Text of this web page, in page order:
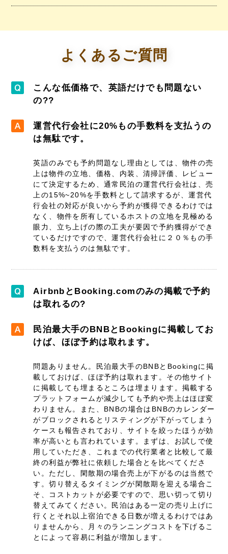
よくあるご質問
こんな低価格で、英語だけでも問題ない
の??
運営代行会社に20%もの手数料を支払うの
は無駄です。
英語のみでも予約問題なし理由としては、物件の売
上は物件の立地、価格、内装、清掃評価、レビュー
にて決定するため、通常民泊の運営代行会社は、売
上の15%~20%を手数料として請求するが、運営代
行会社の対応が良いから予約が獲得できるわけでは
なく、物件を所有しているホストの立地を見極める
眼力、立ち上げの際の工夫が要因で予約獲得ができ
ているだけですので、運営代行会社に２０％もの手
数料を支払うのは無駄です。
AirbnbとBooking.comのみの掲載で予約
は取れるの?
民泊最大手のBNBとBookingに掲載してお
けば、ほぼ予約は取れます。
問題ありません。民泊最大手のBNBとBookingに掲
載しておけば、ほぼ予約は取れます。その他サイト
に掲載しても埋まるところは埋まります。掲載する
プラットフォームが減少しても予約や売上はほぼ変
わりません。また、BNBの場合はBNBのカレンダー
がブロックされるとリスティングが下がってしまう
ケースも報告されており、サイトを絞ったほうが効
率が高いとも言われています。まずは、お試しで使
用していただき、これまでの代行業者と比較して最
終の利益が弊社に依頼した場合とを比べてくださ
い。ただし、閑散期の場合売上が下がるのは当然で
す。切り替えるタイミングが閑散期を迎える場合こ
そ、コストカットが必要ですので、思い切って切り
替えてみてください。民泊はある一定の売り上げに
行くとそれ以上宿泊できる日数が増えるわけではあ
りませんから、月々のランニングコストを下げるこ
とによって容易に利益が増加します。